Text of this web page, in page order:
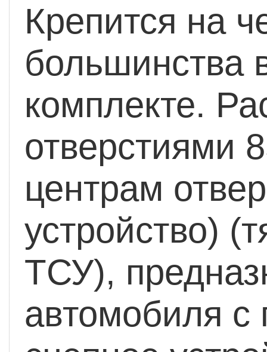
Крепится на
большинства
комплекте.
отверстиями
центрам
устройство)
ТСУ),
автомобиля с